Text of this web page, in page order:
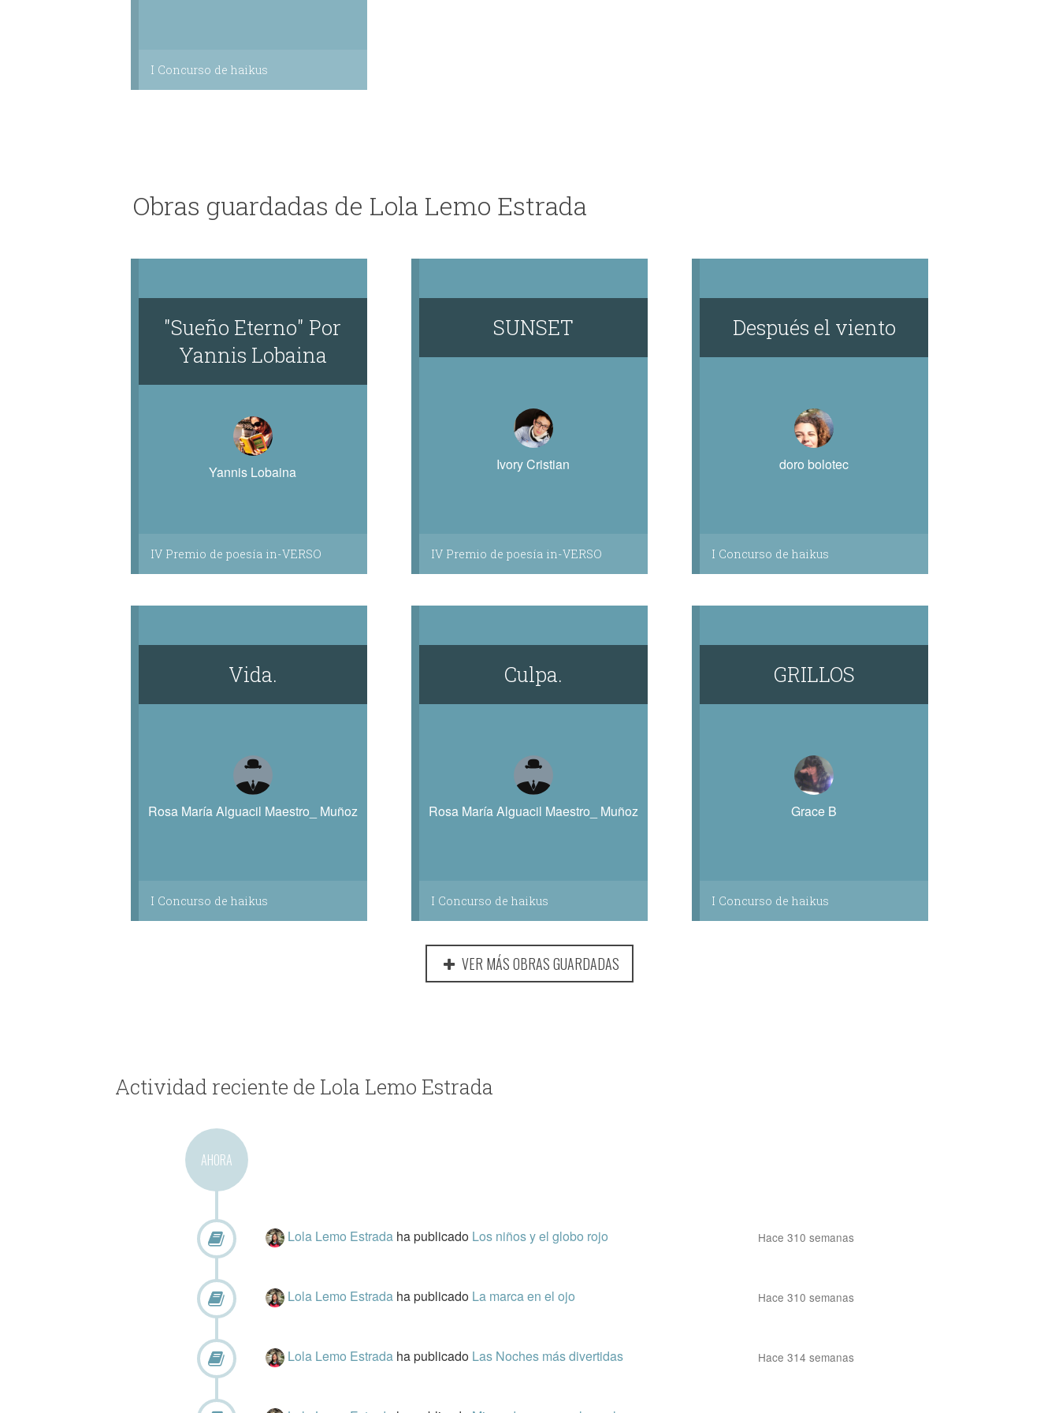
I Concurso de haikus
Obras guardadas de Lola Lemo Estrada
"Sueño Eterno" Por
Yannis Lobaina
Yannis Lobaina
IV Premio de poesía in-VERSO
SUNSET
Ivory Cristian
IV Premio de poesía in-VERSO
Después el viento
doro bolotec
I Concurso de haikus
Vida.
Rosa María Alguacil Maestro_ Muñoz
I Concurso de haikus
Culpa.
Rosa María Alguacil Maestro_ Muñoz
I Concurso de haikus
GRILLOS
Grace B
I Concurso de haikus
VER MÁS OBRAS GUARDADAS
Actividad reciente de Lola Lemo Estrada
AHORA
Lola Lemo Estrada ha publicado Los niños y el globo rojo Hace 310 semanas
Lola Lemo Estrada ha publicado La marca en el ojo Hace 310 semanas
Lola Lemo Estrada ha publicado Las Noches más divertidas Hace 314 semanas